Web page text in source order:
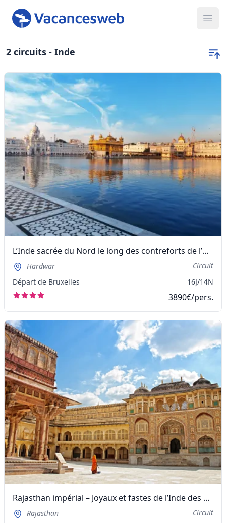
2 circuits - Inde
L’Inde sacrée du Nord le long des contreforts de l’Himalaya
Hardwar
Circuit
Départ de Bruxelles
16J/14N
3890€/pers.
Rajasthan impérial – Joyaux et fastes de l’Inde des Maharajas
Rajasthan
Circuit